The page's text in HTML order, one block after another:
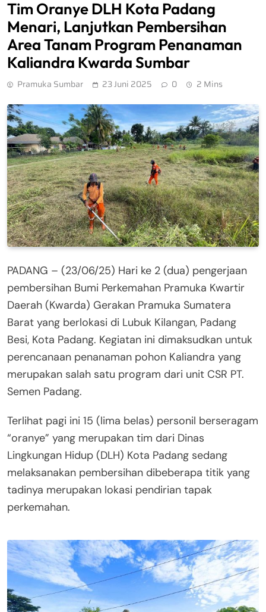
Tim Oranye DLH Kota Padang
Menari, Lanjutkan Pembersihan
Area Tanam Program Penanaman
Kaliandra Kwarda Sumbar
Pramuka Sumbar 23 Juni 2025 0 2 Mins
PADANG – (23/06/25) Hari ke 2 (dua) pengerjaan
pembersihan Bumi Perkemahan Pramuka Kwartir
Daerah (Kwarda) Gerakan Pramuka Sumatera
Barat yang berlokasi di Lubuk Kilangan, Padang
Besi, Kota Padang. Kegiatan ini dimaksudkan untuk
perencanaan penanaman pohon Kaliandra yang
merupakan salah satu program dari unit CSR PT.
Semen Padang.
Terlihat pagi ini 15 (lima belas) personil berseragam
“oranye” yang merupakan tim dari Dinas
Lingkungan Hidup (DLH) Kota Padang sedang
melaksanakan pembersihan dibeberapa titik yang
tadinya merupakan lokasi pendirian tapak
perkemahan.